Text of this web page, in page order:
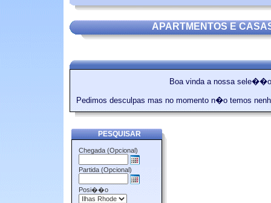
APARTMENTOS E
Boa vinda a nossa
Pedimos desculpas mas no momento n�o temos
PESQUISAR
Chegada (Opcional)
Partida (Opcional)
Posi��o